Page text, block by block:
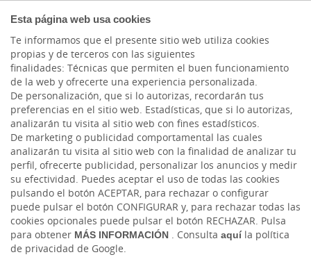
Esta página web usa cookies
Te informamos que el presente sitio web utiliza cookies
propias y de terceros con las siguientes
finalidades: Técnicas que permiten el buen funcionamiento
de la web y ofrecerte una experiencia personalizada.
De personalización, que si lo autorizas, recordarán tus
preferencias en el sitio web. Estadísticas, que si lo autorizas,
analizarán tu visita al sitio web con fines estadísticos.
De marketing o publicidad comportamental las cuales
analizarán tu visita al sitio web con la finalidad de analizar tu
perfil, ofrecerte publicidad, personalizar los anuncios y medir
su efectividad. Puedes aceptar el uso de todas las cookies
pulsando el botón ACEPTAR, para rechazar o configurar
puede pulsar el botón CONFIGURAR y, para rechazar todas las
cookies opcionales puede pulsar el botón RECHAZAR. Pulsa
para obtener MÁS INFORMACIÓN . Consulta aquíla política
de privacidad de Google.
Planes de Pensiones Resto de
Gamas